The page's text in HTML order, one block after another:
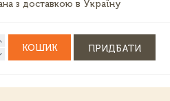
з доставкою в Україну
КОШИК ПРИДБАТИ